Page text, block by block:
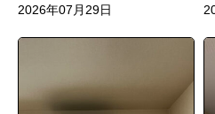
2026年07月29日